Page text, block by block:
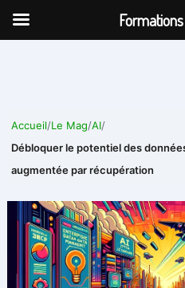
Aller
Accueil/Le Mag/AI/
Débloquer le potentiel des
augmentée par récupération